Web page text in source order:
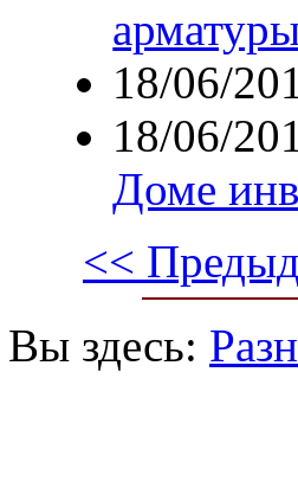
18/06/
18/06/
Доме
<<
Вы здесь: